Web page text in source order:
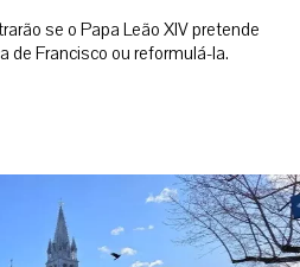
se o Papa Leão XIV pretende
de Francisco ou reformulá-la.